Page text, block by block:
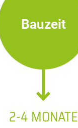
Bauzeit
2-4 MONATE